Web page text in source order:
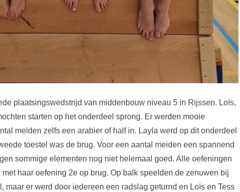
plaatsingswedstrijd van middenbouw niveau 5 in Rijssen. Loïs,
starten op het onderdeel sprong. Er werden mooie
meiden zelfs een arabier of half in. Layla werd op dit onderdeel
toestel was de brug. Voor een aantal meiden een spannend
sommige elementen nog niet helemaal goed. Alle oefeningen
haar oefening 2e op brug. Op balk speelden de zenuwen bij
maar er werd door iedereen een radslag geturnd en Loïs en Tess